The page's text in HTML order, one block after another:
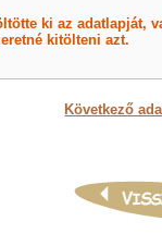
ki az adatlapját,
kitölteni azt.
Következő